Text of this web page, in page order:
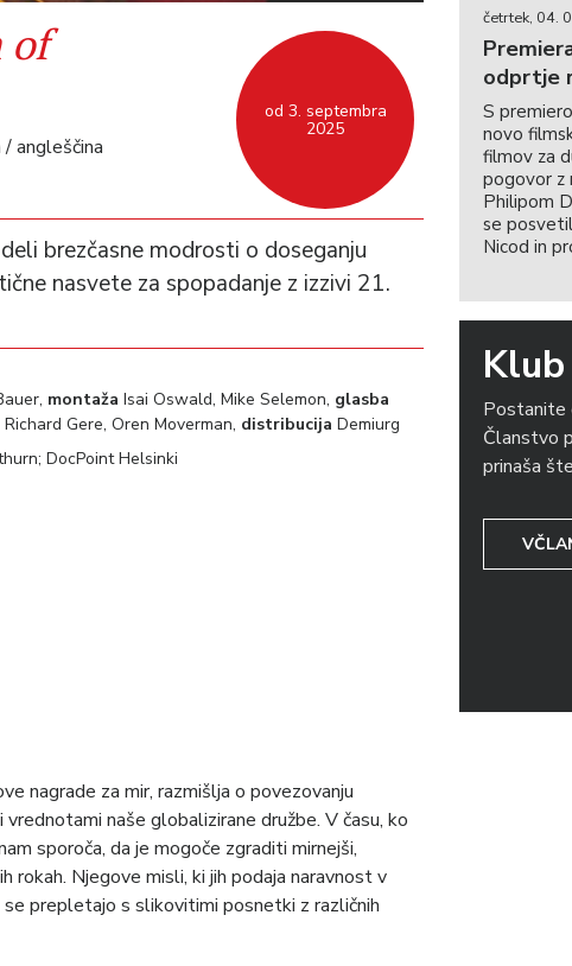
od 3. septembra
2025
of
angleščina
brezčasne modrosti o doseganju
nasvete za spopadanje z izzivi 21.
montaža Isai Oswald, Mike Selemon, glasba
Richard Gere, Oren Moverman, distribucija Demiurg
DocPoint Helsinki
nagrade za mir, razmišlja o povezovanju
naše globalizirane družbe. V času, ko
sporoča, da je mogoče zgraditi mirnejši,
rokah. Njegove misli, ki jih podaja naravnost v
prepletajo s slikovitimi posnetki z različnih
četrtek, 04.
odprtje
S
novo
filmov za
pogovor z
Philipom
se
Nicod in
Postanite
Članstvo
prinaša